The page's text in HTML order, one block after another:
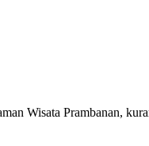
Wisata Prambanan,